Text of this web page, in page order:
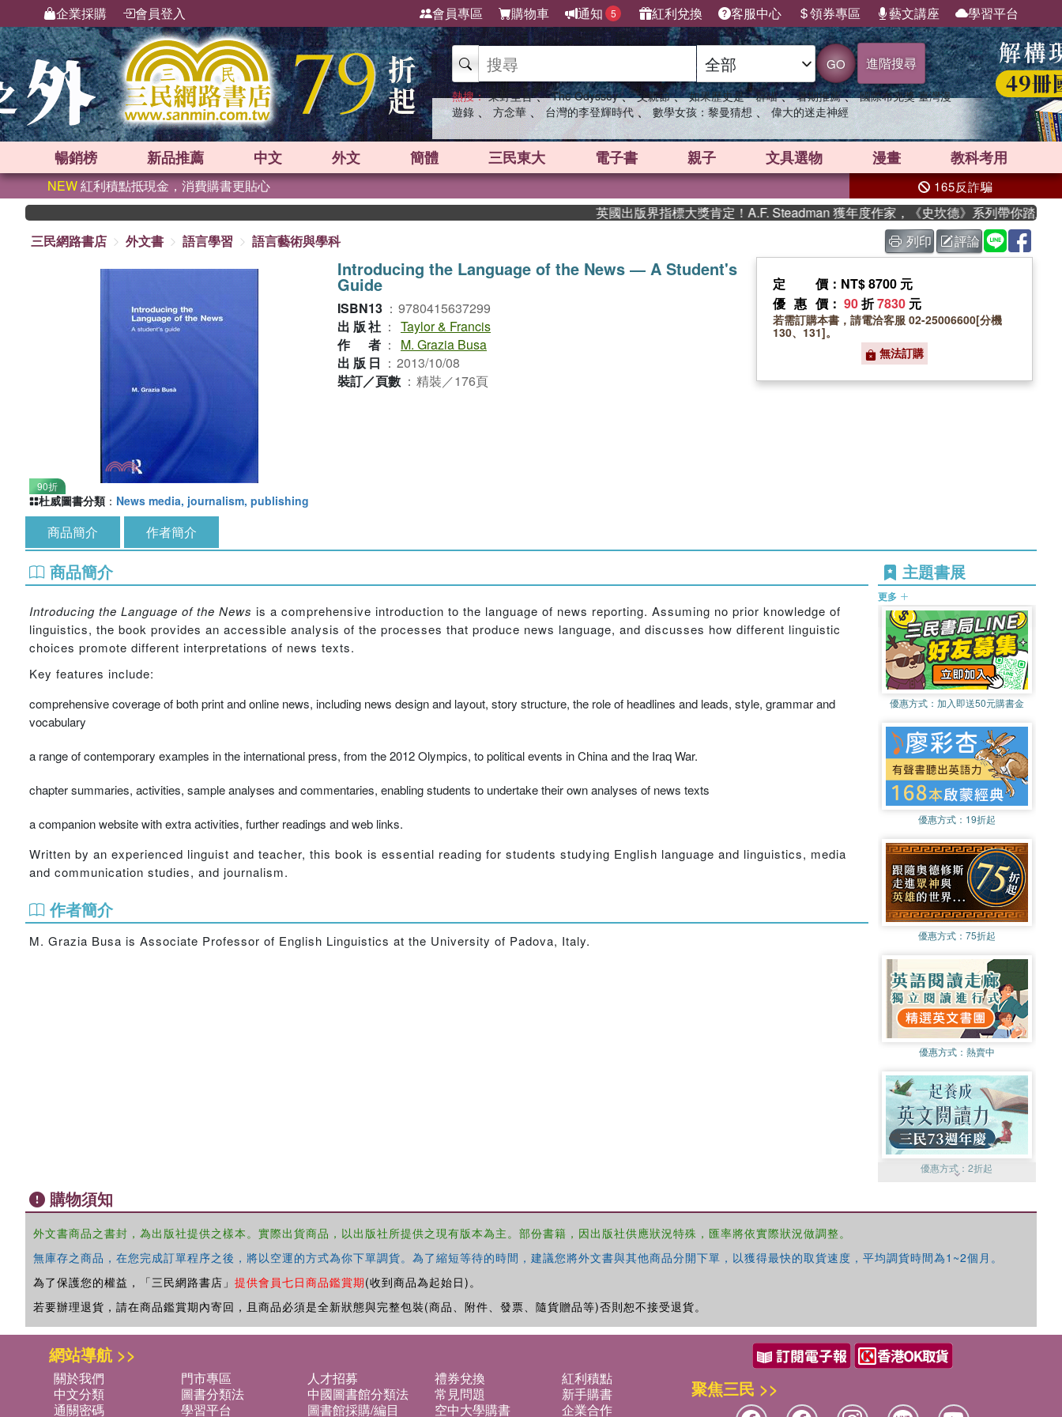
企業採購 會員登入 會員專區 購物車 通知 5 紅利兌換 客服中心 領券專區 藝文講座 學習平台
GO 進階搜尋
熱搜： 東野圭吾 、 The Odyssey 、 父親節 、 如果歷史是一群喵 、 暑期推薦 、 國際布克獎 臺灣漫
遊錄 、 方念華 、 台灣的李登輝時代 、 數學女孩：黎曼猜想 、 偉大的迷走神經
暢銷榜 新品推薦 中文 外文 簡體 三民東大 電子書 親子 文具選物 漫畫 教科考用
NEW紅利積點抵現金，消費購書更貼心 165反詐騙
英國出版界指標大獎肯定！A.F. Steadman 獲年度作家，《史坎德》系列帶你踏上熱血奇
三民網路書店
外文書 語言學習 語言藝術與學科 列印 評論
90折
Introducing the Language of the News ― A Student's
Guide
ISBN13 ： 9780415637299
出版社 ： Taylor & Francis
作者 ：
M. Grazia Busa
出版日 ： 2013/10/08
裝訂／頁數 ： 精裝／176頁
定價 ：NT$ 8700 元
優惠價 ： 90折7830 元
若需訂購本書，請電洽客服 02-25006600[分機
130、131]。
無法訂購
杜威圖書分類 ： News media, journalism, publishing
商品簡介 作者簡介
商品簡介
Introducing the Language of the News is a comprehensive introduction to the language of news reporting. Assuming no prior knowledge of
linguistics, the book provides an accessible analysis of the processes that produce news language, and discusses how different linguistic
choices promote different interpretations of news texts.
Key features include:
comprehensive coverage of both print and online news, including news design and layout, story structure, the role of headlines and leads, style, grammar and
vocabulary
a range of contemporary examples in the international press, from the 2012 Olympics, to political events in China and the Iraq War.
chapter summaries, activities, sample analyses and commentaries, enabling students to undertake their own analyses of news texts
a companion website with extra activities, further readings and web links.
Written by an experienced linguist and teacher, this book is essential reading for students studying English language and linguistics, media
and communication studies, and journalism.
作者簡介
M. Grazia Busa is Associate Professor of English Linguistics at the University of Padova, Italy.
主題書展
更多
優惠方式： 加入即送50元購書金
優惠方式： 19折起
優惠方式： 75折起
優惠方式： 熱賣中
優惠方式：2折起
購物須知
外文書商品之書封，為出版社提供之樣本。實際出貨商品，以出版社所提供之現有版本為主。部份書籍，因出版社供應狀況特殊，匯率將依實際狀況做調整。
無庫存之商品，在您完成訂單程序之後，將以空運的方式為你下單調貨。為了縮短等待的時間，建議您將外文書與其他商品分開下單，以獲得最快的取貨速度，平均調貨時間為1~2個月。
為了保護您的權益，「三民網路書店」 提供會員七日商品鑑賞期(收到商品為起始日)。
若要辦理退貨，請在商品鑑賞期內寄回，且商品必須是全新狀態與完整包裝(商品、附件、發票、隨貨贈品等)否則恕不接受退貨。
網站導航 >>
關於我們 門市專區 人才招募 禮券兌換
紅利積點
中文分類
圖書分類法 中國圖書館分類法 常見問題
新手購書
通關密碼
學習平台 圖書館採購/編目 空中大學購書
企業合作
聚焦三民 >>